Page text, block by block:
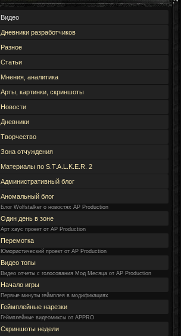
Видео
Дневники разработчиков
Разное
Статьи
Мнения, аналитика
Арты, картинки, скриншоты
Новости
Дневники
Творчество
Зона отчуждения
Материалы по S.T.A.L.K.E.R. 2
Административный блог
Аномальный блог
Блог Wolfstalker о новостях AP Production
Один день в зоне
Арт хаус проект от AP Production
Перемотка
Юмористический проект от AP Production
Видео топы
Видео отчеты с голосования Мод Месяца от AP Production
Начало игры
Первые минуты геймплея в модификациях
Геймплейные нарезки
Геймплейные видеомиксы от APPRO
Скриншоты недели